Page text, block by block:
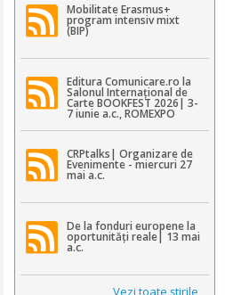
Mobilitate Erasmus+
program intensiv mixt
(BIP)
Editura Comunicare.ro la
Salonul Internațional de
Carte BOOKFEST 2026| 3-
7 iunie a.c., ROMEXPO
CRPtalks| Organizare de
Evenimente - miercuri 27
mai a.c.
De la fonduri europene la
oportunități reale| 13 mai
a.c.
Vezi toate ştirile